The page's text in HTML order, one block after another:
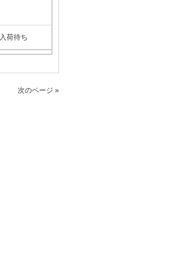
入荷待ち
次のページ »